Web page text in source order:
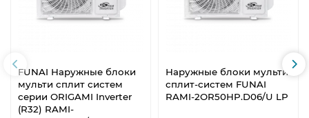
FUNAI Наружные блоки
мульти сплит систем
серии ORIGAMI Inverter
(R32) RAMI-
Наружные блоки мульти
сплит-систем FUNAI
RAMI-2OR50HP.D06/U LP